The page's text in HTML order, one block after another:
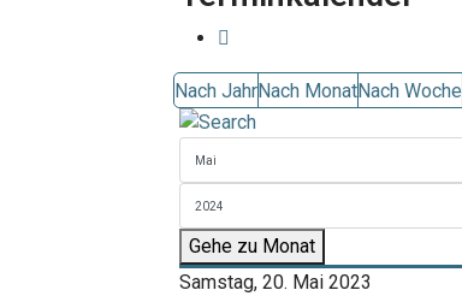
Nach JahrNach MonatNach Woche
Gehe zu Monat
Samstag, 20. Mai 2023